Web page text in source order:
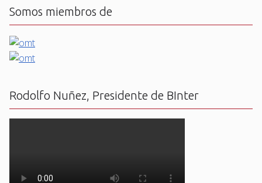
Somos miembros de
Rodolfo Nuñez, Presidente de BInter